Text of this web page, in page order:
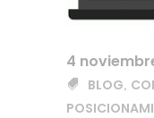
4
BLOG,